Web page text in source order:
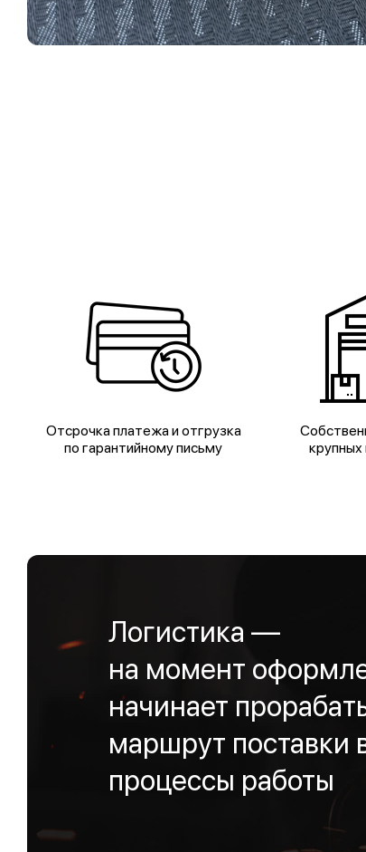
Отсрочка платежа и отгрузка
по гарантийному письму
Логистика —
на момент
начинает
маршрут поставки
процессы работы